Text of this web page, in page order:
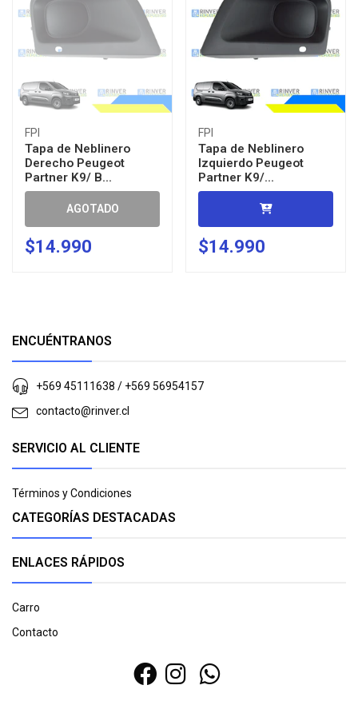
FPI
Tapa de Neblinero
Derecho Peugeot
Partner K9/ B...
AGOTADO
$14.990
FPI
Tapa de Neblinero
Izquierdo Peugeot
Partner K9/...
$14.990
ENCUÉNTRANOS
+569 45111638 / +569 56954157
contacto@rinver.cl
SERVICIO AL CLIENTE
Términos y Condiciones
CATEGORÍAS DESTACADAS
ENLACES RÁPIDOS
Carro
Contacto